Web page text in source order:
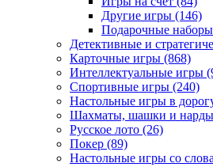
Другие игры (146)
Подарочные
Детективные и
Карточные игры (868)
Интеллектуальные игры
Спортивные игры (240)
Настольные игры в
Шахматы, шашки и нарды
Русское лото (26)
Покер (89)
Настольные игры со